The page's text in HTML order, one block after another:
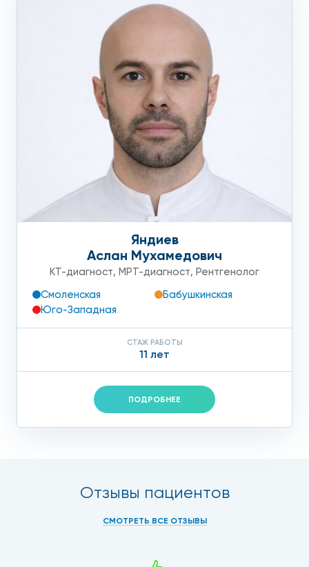
Яндиев
Аслан Мухамедович
КТ-диагност, МРТ-диагност, Рентгенолог
Смоленская
Бабушкинская
Юго-Западная
СТАЖ РАБОТЫ
11 лет
ПОДРОБНЕЕ
Отзывы пациентов
СМОТРЕТЬ ВСЕ ОТЗЫВЫ